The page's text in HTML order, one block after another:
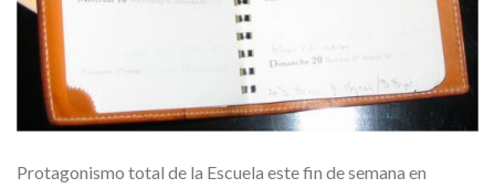
Protagonismo total de la Escuela este fin de semana en